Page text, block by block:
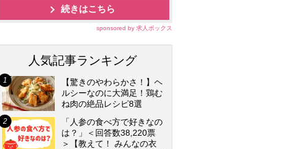
続きはこちら
sponsored by 求人ボックス
人気記事ランキング
【驚きのやわらかさ！】ヘ
ルシーなのに大満足！鶏む
ね肉の絶品レシピ8選
「人参の食べ方で好きなの
は？」＜回答数38,220票
＞【教えて！ みんなの衣